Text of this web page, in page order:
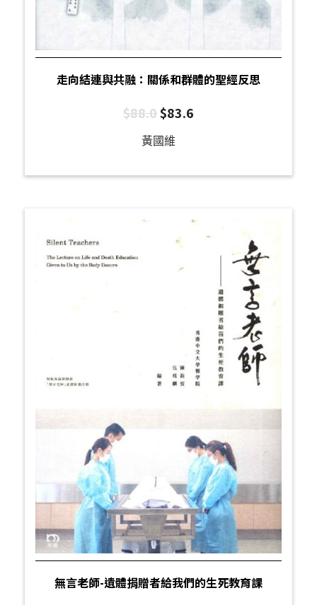
走向結連與共融：關係和群體的聖經反思
$88.0$83.6
黃國維
無言老師-遺體捐贈者給我們的生死教育課